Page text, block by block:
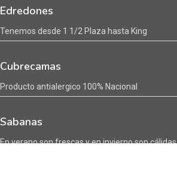
Edredones
Tenemos desde 1 1/2 Plaza hasta King
Cubrecamas
Producto antialergico 100% Nacional
Sabanas
En verano son frescas y en invierno son cálidas